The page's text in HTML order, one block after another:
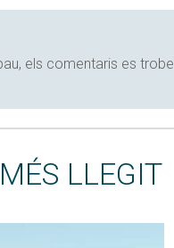
els comentaris es
LLEGIT